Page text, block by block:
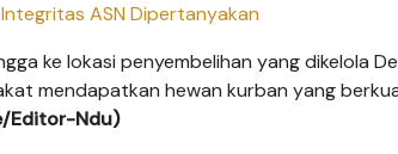
ASN Dipertanyakan
ke lokasi penyembelihan yang dikelola
mendapatkan hewan kurban yang
Editor-Ndu)